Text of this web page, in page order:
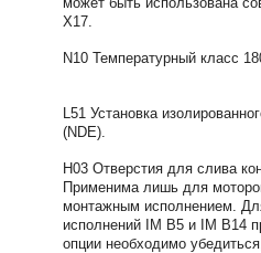
X17.
N10 Температурный класс
L51 Установка
(NDE).
H03 Отверстия для слива
Применима лишь для
монтажным исполнением.
исполнений IM B5 и IM B14
опции необходимо